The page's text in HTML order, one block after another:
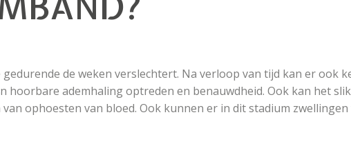
de weken verslechtert. Na verloop van tijd kan er ook
hoorbare ademhaling optreden en benauwdheid. Ook kan het
ophoesten van bloed. Ook kunnen er in dit stadium